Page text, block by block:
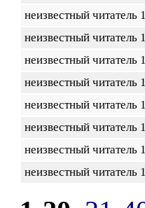
неизвестный читатель
неизвестный читатель
неизвестный читатель
неизвестный читатель
неизвестный читатель
неизвестный читатель
неизвестный читатель
неизвестный читатель